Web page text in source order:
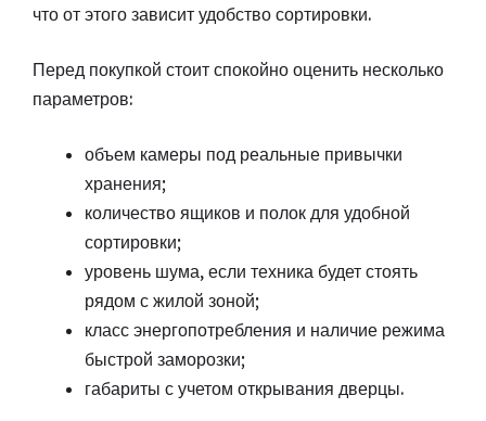
что от этого зависит удобство сортировки.
Перед покупкой стоит спокойно оценить несколько
параметров:
объем камеры под реальные привычки
хранения;
количество ящиков и полок для удобной
сортировки;
уровень шума, если техника будет стоять
рядом с жилой зоной;
класс энергопотребления и наличие режима
быстрой заморозки;
габариты с учетом открывания дверцы.